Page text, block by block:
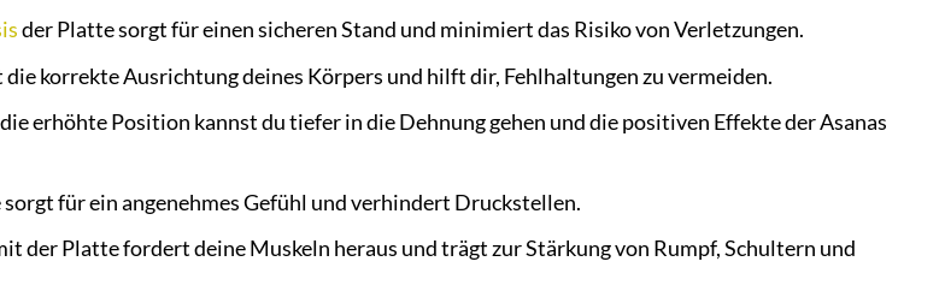
der Platte sorgt für einen sicheren Stand und minimiert das Risiko von Verletzungen.
korrekte Ausrichtung deines Körpers und hilft dir, Fehlhaltungen zu vermeiden.
erhöhte Position kannst du tiefer in die Dehnung gehen und die positiven Effekte der Asanas
für ein angenehmes Gefühl und verhindert Druckstellen.
der Platte fordert deine Muskeln heraus und trägt zur Stärkung von Rumpf, Schultern und